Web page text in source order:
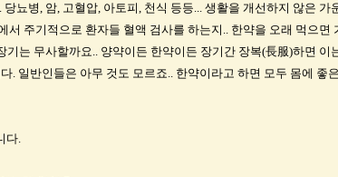
뇨병, 암, 고혈압, 아토피, 천식 등등... 생활을 개선하지 않은
주기적으로 환자들 혈액 검사를 하는지.. 한약을 오래 먹으면
는 무사할까요.. 양약이든 한약이든 장기간 장복(長服)하면 이
. 일반인들은 아무 것도 모르죠.. 한약이라고 하면 모두 몸에 좋
다.